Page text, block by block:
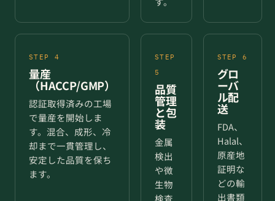
STEP 4
量産
（HACCP/GMP）
認証取得済みの工場
で量産を開始しま
す。混合、成形、冷
却まで一貫管理し、
安定した品質を保ち
ます。
STEP
5
品質
管理
と包
装
金属
検出
や微
生物
検査
STEP 6
グロ
ーバ
ル配
送
FDA、
Halal、
原産地
証明な
どの輸
出書類